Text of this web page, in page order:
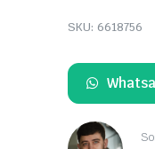
SKU: 6618756